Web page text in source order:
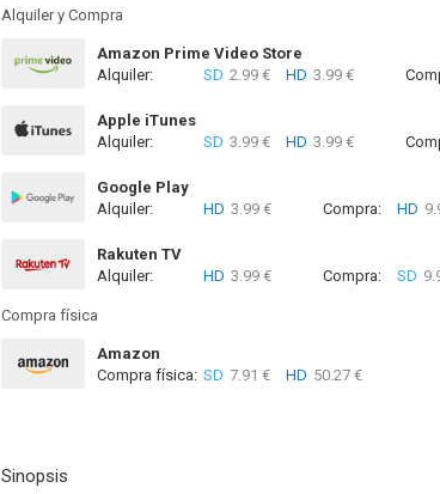
Alquiler y Compra
Amazon Prime Video Store
Alquiler:
SD 2.99 € HD 3.99 €
Apple iTunes
Alquiler:
SD 3.99 € HD 3.99 €
Google Play
Alquiler:
HD 3.99 € Compra: HD
Rakuten TV
Alquiler:
HD 3.99 € Compra: SD
Compra física
Amazon
Compra física: SD 7.91 € HD 50.27 €
Sinopsis